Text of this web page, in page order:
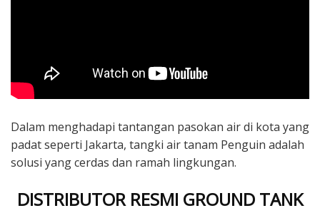
Dalam menghadapi tantangan pasokan air di kota yang
padat seperti Jakarta, tangki air tanam Penguin adalah
solusi yang cerdas dan ramah lingkungan.
DISTRIBUTOR RESMI GROUND TANK